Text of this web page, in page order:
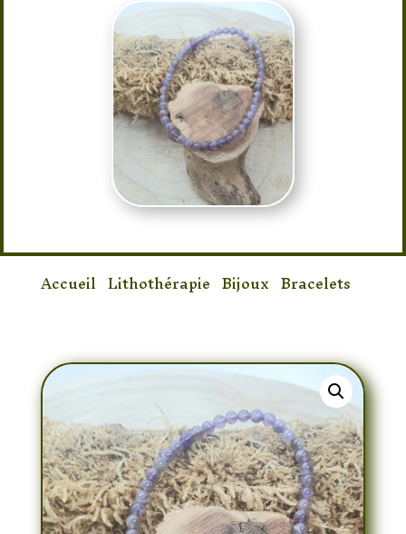
Accueil Lithothérapie Bijoux Bracelets
Bracelet Améthyste 3mm